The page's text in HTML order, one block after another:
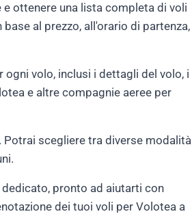
ottenere una lista completa di voli
al prezzo, all'orario di partenza,
volo, inclusi i dettagli del volo, i
e altre compagnie aeree per
Potrai scegliere tra diverse modalità
pronto ad aiutarti con
dei tuoi voli per Volotea a